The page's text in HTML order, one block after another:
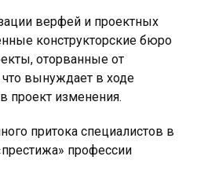
верфей и проектных
конструкторские бюро
оторванные от
вынуждает в ходе
проект изменения.
притока специалистов в
профессии